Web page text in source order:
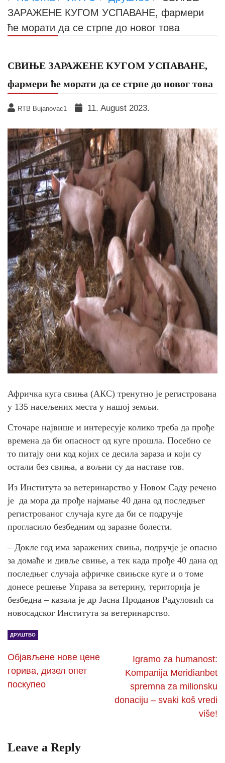
ЗАРАЖЕНЕ КУГОМ УСПАВАНЕ, фармери
ће морати да се стрпе до новог това
СВИЊЕ ЗАРАЖЕНЕ КУГОМ УСПАВАНЕ,
фармери ће морати да се стрпе до новог това
RTB Bujanovac1 11. August 2023.
Афричка куга свиња (АКС) тренутно је регистрована
у 135 насељених места у нашој земљи.
Сточаре највише и интересује колико треба да прође
времена да би опасност од куге прошла. Посебно се
то питају они код којих се десила зараза и који су
остали без свиња, а вољни су да наставе тов.
Из Института за ветеринарство у Новом Саду речено
је да мора да прође најмање 40 дана од последњег
регистрованог случаја куге да би се подручје
прогласило безбедним од заразне болести.
– Докле год има заражених свиња, подручје је опасно
за домаће и дивље свиње, а тек када прође 40 дана од
последњег случаја афричке свињске куге и о томе
донесе решење Управа за ветерину, територија је
безбедна – казала је др Јасна Проданов Радуловић са
новосадског Института за ветеринарство.
ДРУШТВО
Објављене нове цене
горива, дизел опет
поскупео
Igramo za humanost:
Kompanija Meridianbet
spremna za milionsku
donaciju – svaki koš vredi
više!
Leave a Reply